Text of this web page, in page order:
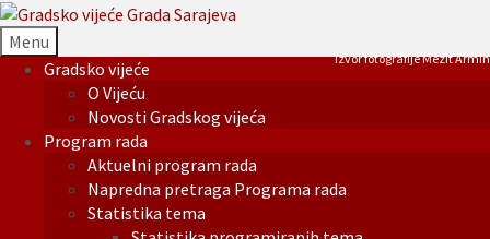
Menu
Gradsko vijeće
O Vijeću
Novosti Gradskog vijeća
Program rada
Aktuelni program rada
Napredna pretraga Programa rada
Statistika tema
Izvor fotografije Mezit Armin